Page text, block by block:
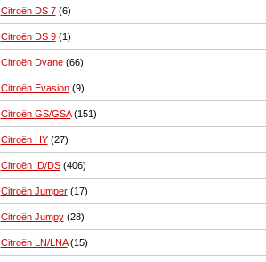
Citroën DS 7(6)
Citroën DS 9(1)
Citroën Dyane(66)
Citroën Evasion(9)
Citroën GS/GSA(151)
Citroën HY(27)
Citroën ID/DS(406)
Citroën Jumper(17)
Citroën Jumpy(28)
Citroën LN/LNA(15)